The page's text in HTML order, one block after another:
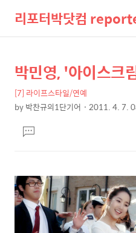
리포터박닷컴
상
세
컨
텐
츠
본
제
목
박민영, '아이스크
[7] 라이프스타일/연예
by박찬규의1단기어 2011. 4. 7.
문댓
글